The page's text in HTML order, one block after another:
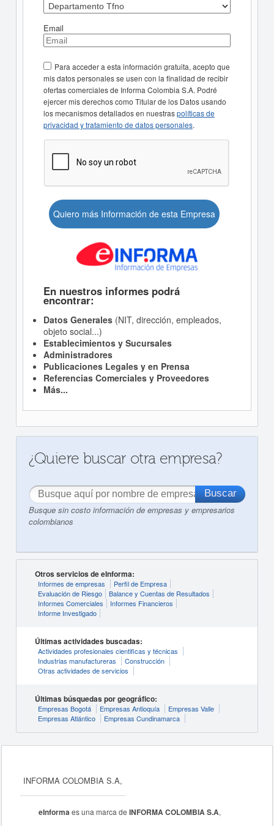
Email
Para acceder a esta información gratuita, acepto que
mis datos personales se usen con la finalidad de recibir
ofertas comerciales de Informa Colombia S.A. Podré
ejercer mis derechos como Titular de los Datos usando
los mecanismos detallados en nuestraspolíticas de
privacidad y tratamiento de datos personales.
Quiero más Información de esta Empresa
En nuestros informes podrá
encontrar:
Datos Generales(NIT, dirección, empleados,
objeto social...)
Establecimientos y Sucursales
Administradores
Publicaciones Legales y en Prensa
Referencias Comerciales y Proveedores
Más...
¿Quiere buscar otra empresa?
Busque sin costo información de empresas y empresarios
colombianos
Otros servicios de eInforma:
Informes de empresas
Perfil de Empresa
Evaluación de Riesgo
Balance y Cuentas de Resultados
Informes Comerciales
Informes Financieros
Informe Investigado
Últimas actividades buscadas:
Actividades profesionales cientificas y técnicas
Industrias manufactureras
Construcción
Otras actividades de servicios
Últimas búsquedas por geográfico:
Empresas Bogotá Empresas Antioquía
Empresas Valle
Empresas Atlántico
Empresas Cundinamarca
INFORMA COLOMBIA S.A,
eInformaes una marca deINFORMA COLOMBIA S.A,